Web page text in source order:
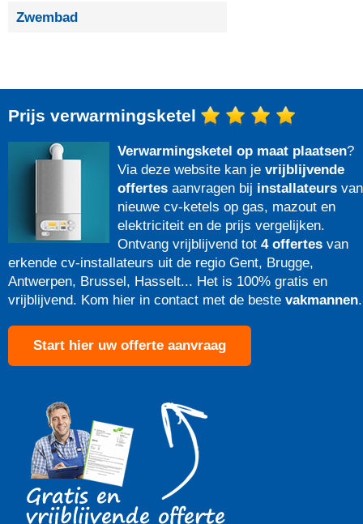
Zwembad
Prijs verwarmingsketel
Verwarmingsketel op maat plaatsen?
Via deze website kan je vrijblijvende
offertes aanvragen bij installateurs van
nieuwe cv-ketels op gas, mazout en
elektriciteit en de prijs vergelijken.
Ontvang vrijblijvend tot 4 offertes van
erkende cv-installateurs uit de regio Gent, Brugge,
Antwerpen, Brussel, Hasselt... Het is 100% gratis en
vrijblijvend. Kom hier in contact met de beste vakmannen.
Start hier uw offerte aanvraag